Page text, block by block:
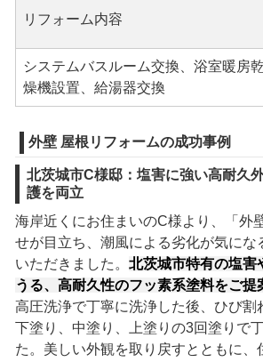
リフォーム内容
システムバスルーム交換、浴室暖房乾
燥機設置、給湯器交換
外壁 屋根リフォームの成功事例
北茨城市C様邸：塩害に強い高耐久
護を両立
海岸近くにお住まいのC様より、「外
せが目立ち、潮風による劣化が気にな
いただきました。 北茨城市特有の塩害
うる、高耐久性のフッ素系塗料をご提
高圧洗浄で丁寧に洗浄した後、ひび割
下塗り、中塗り、上塗りの3回塗りで
た。美しい外観を取り戻すとともに、